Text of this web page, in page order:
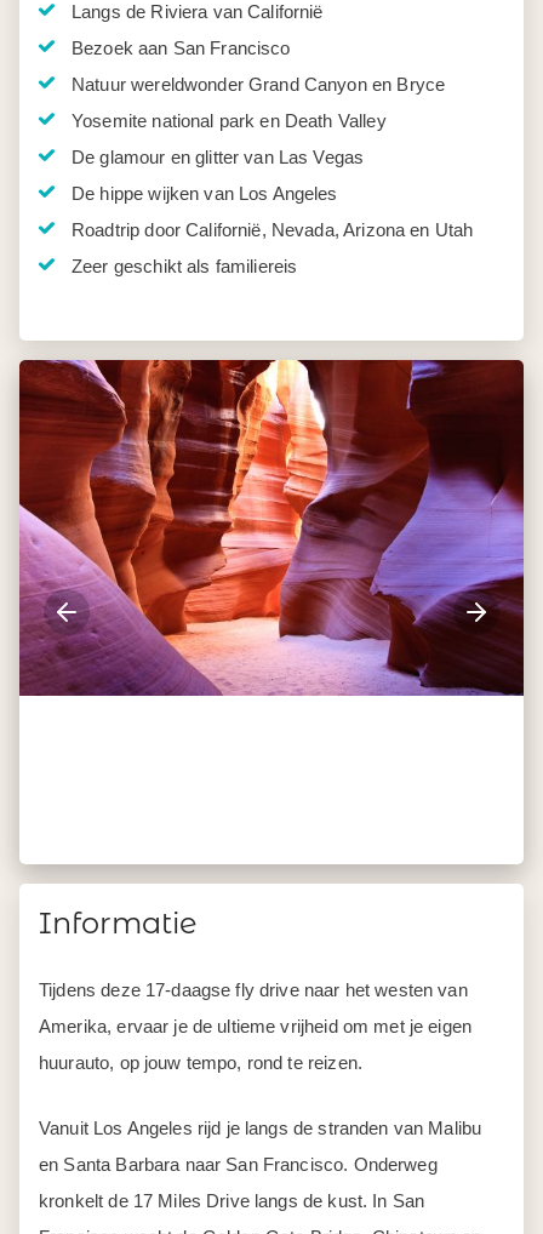
Langs de Riviera van Californië
Bezoek aan San Francisco
Natuur wereldwonder Grand Canyon en Bryce
Yosemite national park en Death Valley
De glamour en glitter van Las Vegas
De hippe wijken van Los Angeles
Roadtrip door Californië, Nevada, Arizona en Utah
Zeer geschikt als familiereis
Informatie
Tijdens deze 17-daagse fly drive naar het westen van
Amerika, ervaar je de ultieme vrijheid om met je eigen
huurauto, op jouw tempo, rond te reizen.
Vanuit Los Angeles rijd je langs de stranden van Malibu
en Santa Barbara naar San Francisco. Onderweg
kronkelt de 17 Miles Drive langs de kust. In San